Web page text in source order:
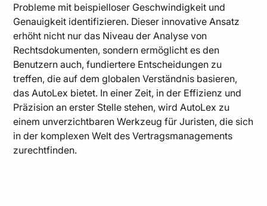
Probleme mit beispielloser Geschwindigkeit und
Genauigkeit identifizieren. Dieser innovative Ansatz
erhöht nicht nur das Niveau der Analyse von
Rechtsdokumenten, sondern ermöglicht es den
Benutzern auch, fundiertere Entscheidungen zu
treffen, die auf dem globalen Verständnis basieren,
das AutoLex bietet. In einer Zeit, in der Effizienz und
Präzision an erster Stelle stehen, wird AutoLex zu
einem unverzichtbaren Werkzeug für Juristen, die sich
in der komplexen Welt des Vertragsmanagements
zurechtfinden.